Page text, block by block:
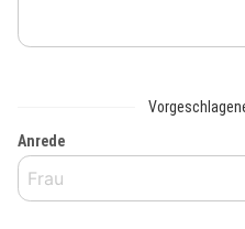
Anrede